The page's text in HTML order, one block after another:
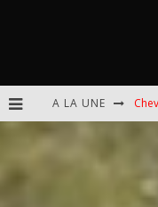
A LA UNE